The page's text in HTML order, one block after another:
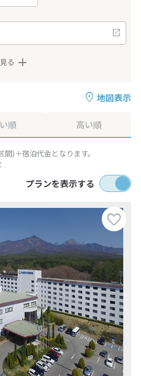
る
地図表示
順 高い順
)＋宿泊代金となります。
プランを表示する